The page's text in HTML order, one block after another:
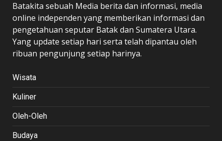
Batakita sebuah Media berita dan informasi, media
online independen yang memberikan informasi dan
pengetahuan seputar Batak dan Sumatera Utara.
Yang update setiap hari serta telah dipantau oleh
ribuan pengunjung setiap harinya.
Wisata
Kuliner
Oleh-Oleh
Budaya